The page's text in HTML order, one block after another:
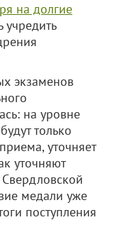
на долгие
учредить
экзаменов
на уровне
только
уточняет
уточняют
медали уже
поступления